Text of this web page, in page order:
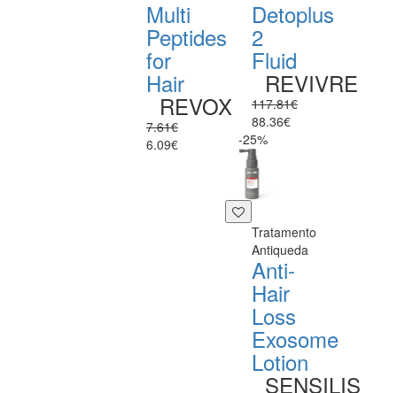
Multi
Peptides
for
Hair
REVOX
7.61€
6.09€
Detoplus
2
Fluid
REVIVRE
117.81€
88.36€
-25%
Tratamento
Antiqueda
Anti-
Hair
Loss
Exosome
Lotion
SENSILIS